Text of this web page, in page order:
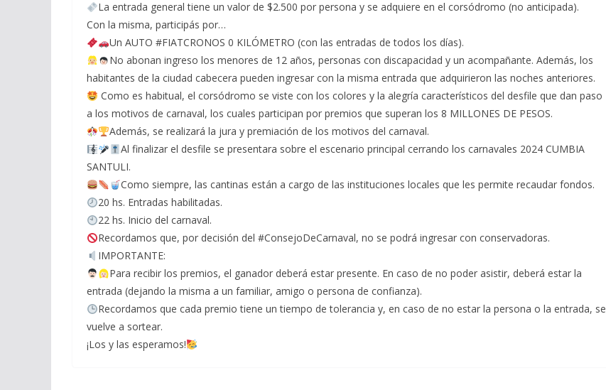
La entrada general tiene un valor de $2.500 por persona y se adquiere en el corsódromo (no anticipada).
Con la misma, participás por…
Un AUTO #FIATCRONOS 0 KILÓMETRO (con las entradas de todos los días).
No abonan ingreso los menores de 12 años, personas con discapacidad y un acompañante. Además, los
habitantes de la ciudad cabecera pueden ingresar con la misma entrada que adquirieron las noches anteriores.
Como es habitual, el corsódromo se viste con los colores y la alegría característicos del desfile que dan paso
a los motivos de carnaval, los cuales participan por premios que superan los 8 MILLONES DE PESOS.
Además, se realizará la jura y premiación de los motivos del carnaval.
Al finalizar el desfile se presentara sobre el escenario principal cerrando los carnavales 2024 CUMBIA
SANTULI.
Como siempre, las cantinas están a cargo de las instituciones locales que les permite recaudar fondos.
20 hs. Entradas habilitadas.
22 hs. Inicio del carnaval.
Recordamos que, por decisión del #ConsejoDeCarnaval, no se podrá ingresar con conservadoras.
IMPORTANTE:
Para recibir los premios, el ganador deberá estar presente. En caso de no poder asistir, deberá estar la
entrada (dejando la misma a un familiar, amigo o persona de confianza).
Recordamos que cada premio tiene un tiempo de tolerancia y, en caso de no estar la persona o la entrada, se
vuelve a sortear.
¡Los y las esperamos!